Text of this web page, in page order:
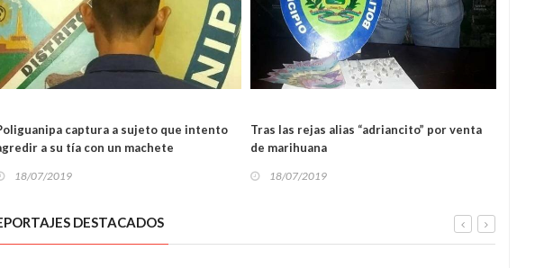
captura a sujeto que intento
a su tía con un machete
18/07/2019
Tras las rejas alias “adriancito” por venta
de marihuana
18/07/2019
DESTACADOS